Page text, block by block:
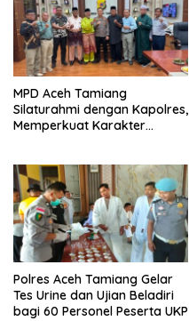
MPD Aceh Tamiang
Silaturahmi dengan Kapolres,
Memperkuat Karakter
Polres Aceh Tamiang Gelar
Tes Urine dan Ujian Beladiri
bagi 60 Personel Peserta UKP